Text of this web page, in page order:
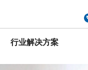
行业解决方案